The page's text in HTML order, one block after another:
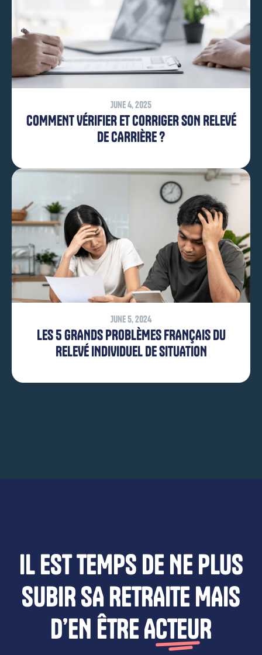
June 4, 2025
COMMENT VÉRIFIER ET CORRIGER SON RELEVÉ
DE CARRIÈRE ?
June 5, 2024
LES 5 GRANDS PROBLÈMES FRANÇAIS DU
RELEVÉ INDIVIDUEL DE SITUATION
IL EST TEMPS DE NE PLUS
SUBIR SA RETRAITE MAIS
D’EN ÊTREACTEUR